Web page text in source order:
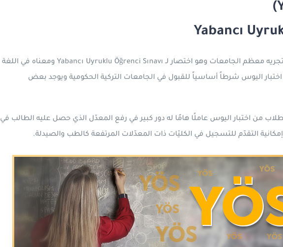
Yabancı
هو اختبار خاص بالجامعات التركية تجريه معظم الجامعات وهو اختصار لـ Yabancı Uyruklu Öğrenci Sınavı ومعناه في اللغة
اختبار اليوس شرطاً أساسياً للقبول في الجامعات التركية الحكومية ويوجد بعض
من اختبار اليوس عاملًا هامًا له دور كبير في رفع المعدّل الذي حصل عليه الطالب في
إمكانية التقدّم للتسجيل في الكليّات ذات المعدّلات المرتفعة كالطب والصيدلة.